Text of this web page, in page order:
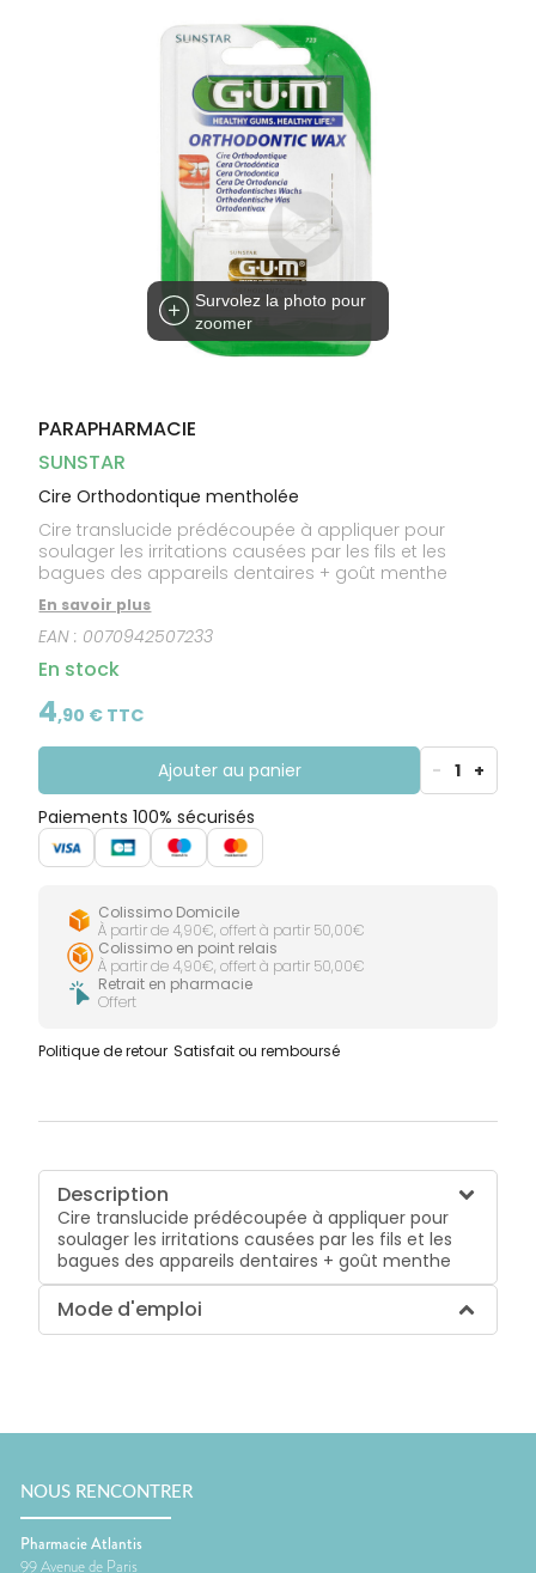
médicaux
Corps
Survolez la photo pour
zoomer
PARAPHARMACIE
SUNSTAR
Cire Orthodontique mentholée
Cire translucide prédécoupée à appliquer pour
soulager les irritations causées par les fils et les
bagues des appareils dentaires + goût menthe
En savoir plus
EAN : 0070942507233
En stock
4,90 € TTC
Ajouter au panier - 1 +
Paiements 100% sécurisés
Colissimo Domicile
À partir de 4,90€, offert à partir 50,00€
Colissimo en point relais
À partir de 4,90€, offert à partir 50,00€
Retrait en pharmacie
Offert
Politique de retour Satisfait ou remboursé
Description
Cire translucide prédécoupée à appliquer pour
soulager les irritations causées par les fils et les
bagues des appareils dentaires + goût menthe
Mode d'emploi
NOUS RENCONTRER
Pharmacie Atlantis
99 Avenue de Paris